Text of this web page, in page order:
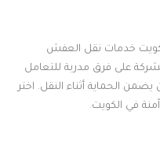
خدمات نقل العفش
على فرق مدربة للتعامل
الحماية أثناء النقل. اختر
في الكويت.